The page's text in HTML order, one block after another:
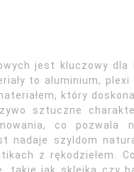
jest kluczowy dla
to aluminium, plexi
który
sztuczne
co pozwala
nadaje szyldom
z rękodziełem.